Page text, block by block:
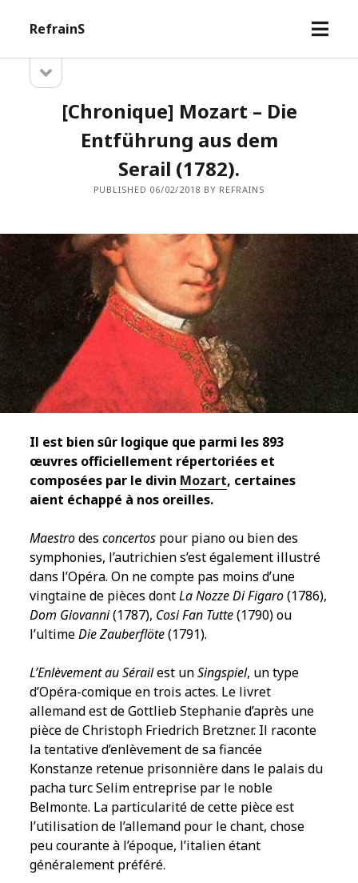
RefrainS
open
Sidebarsidebar
[Chronique] Mozart – Die
Entführung aus dem
Serail (1782).
PUBLISHED 06/02/2018 BY REFRAINS
Il est bien sûr logique que parmi les 893
œuvres officiellement répertoriées et
composées par le divin Mozart, certaines
aient échappé à nos oreilles.
Maestrodesconcertos pour piano ou bien des
symphonies, l’autrichien s’est également illustré
dans l’Opéra. On ne compte pas moins d’une
vingtaine de pièces dontLa Nozze Di Figaro(1786),
Dom Giovanni(1787), Cosi Fan Tutte(1790) ou
l’ultimeDie Zauberflöte(1791).
L’Enlèvement au Sérailest unSingspiel, un type
d’Opéra-comique en trois actes. Le livret
allemand est de Gottlieb Stephanie d’après une
pièce de Christoph Friedrich Bretzner. Il raconte
la tentative d’enlèvement de sa fiancée
Konstanze retenue prisonnière dans le palais du
pacha turc Selim entreprise par le noble
Belmonte. La particularité de cette pièce est
l’utilisation de l’allemand pour le chant, chose
peu courante à l’époque, l’italien étant
généralement préféré.